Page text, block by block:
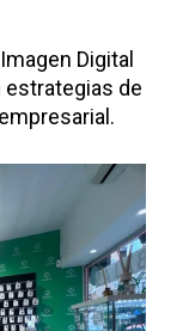
Imagen Digital
estrategias de